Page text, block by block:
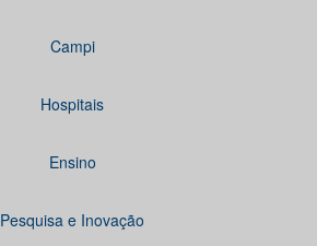
Campi
Hospitais
Ensino
Pesquisa e Inovação